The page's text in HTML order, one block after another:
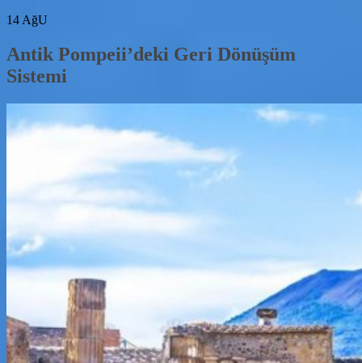
14 AğU
Antik Pompeii’deki Geri Dönüşüm
Sistemi